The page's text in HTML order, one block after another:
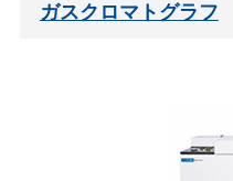
ガスクロマトグラフ